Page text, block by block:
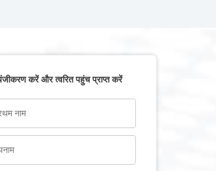
करें और त्वरित पहुंच प्राप्त करें